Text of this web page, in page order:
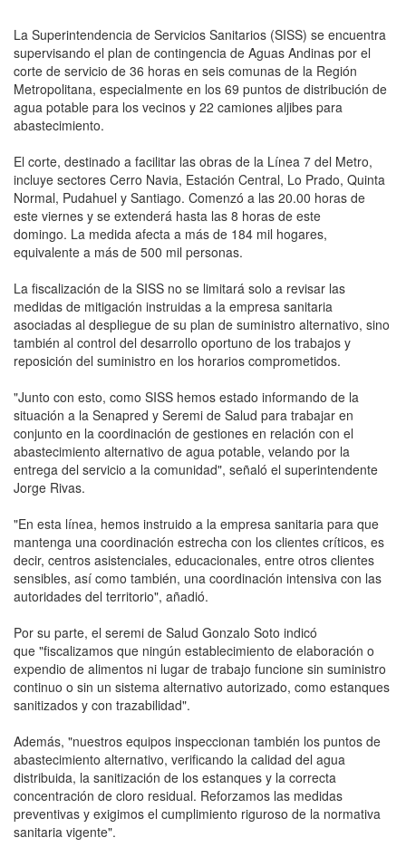
La Superintendencia de Servicios Sanitarios (SISS) se encuentra
supervisando el plan de contingencia de Aguas Andinas por el
corte de servicio de 36 horas en seis comunas de la Región
Metropolitana, especialmente en los 69 puntos de distribución de
agua potable para los vecinos y 22 camiones aljibes para
abastecimiento.
El corte, destinado a facilitar las obras de la Línea 7 del Metro,
incluye sectores Cerro Navia, Estación Central, Lo Prado, Quinta
Normal, Pudahuel y Santiago. Comenzó a las 20.00 horas de
este viernes y se extenderá hasta las 8 horas de este
domingo. La medida afecta a más de 184 mil hogares,
equivalente a más de 500 mil personas.
La fiscalización de la SISS no se limitará solo a revisar las
medidas de mitigación instruidas a la empresa sanitaria
asociadas al despliegue de su plan de suministro alternativo, sino
también al control del desarrollo oportuno de los trabajos y
reposición del suministro en los horarios comprometidos.
"Junto con esto, como SISS hemos estado informando de la
situación a la Senapred y Seremi de Salud para trabajar en
conjunto en la coordinación de gestiones en relación con el
abastecimiento alternativo de agua potable, velando por la
entrega del servicio a la comunidad", señaló el superintendente
Jorge Rivas.
"En esta línea, hemos instruido a la empresa sanitaria para que
mantenga una coordinación estrecha con los clientes críticos, es
decir, centros asistenciales, educacionales, entre otros clientes
sensibles, así como también, una coordinación intensiva con las
autoridades del territorio", añadió.
Por su parte, el seremi de Salud Gonzalo Soto indicó
que "fiscalizamos que ningún establecimiento de elaboración o
expendio de alimentos ni lugar de trabajo funcione sin suministro
continuo o sin un sistema alternativo autorizado, como estanques
sanitizados y con trazabilidad".
Además, "nuestros equipos inspeccionan también los puntos de
abastecimiento alternativo, verificando la calidad del agua
distribuida, la sanitización de los estanques y la correcta
concentración de cloro residual. Reforzamos las medidas
preventivas y exigimos el cumplimiento riguroso de la normativa
sanitaria vigente".